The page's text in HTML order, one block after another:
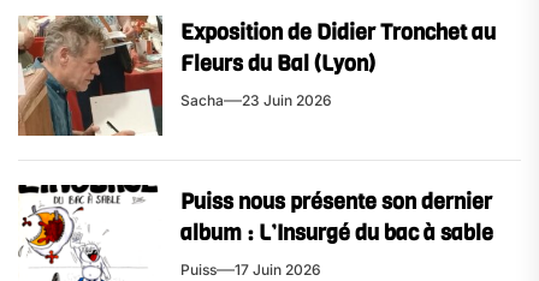
Exposition de Didier Tronchet au
Fleurs du Bal (Lyon)
Sacha 23 Juin 2026
Puiss nous présente son dernier
album : L’Insurgé du bac à sable
Puiss 17 Juin 2026